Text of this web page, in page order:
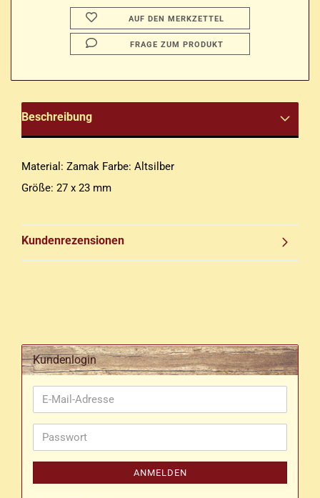
AUF DEN MERKZETTEL
FRAGE ZUM PRODUKT
Beschreibung
Material: Zamak Farbe: Altsilber
Größe: 27 x 23 mm
Kundenrezensionen
Kundenlogin
E-
Mail-
Passwort
ANMELDEN